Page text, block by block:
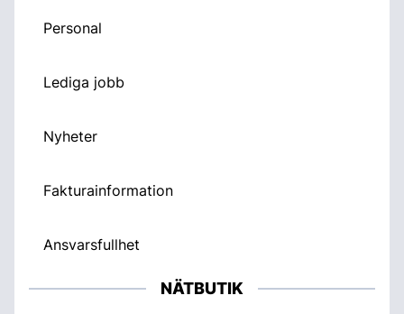
Personal
Lediga jobb
Nyheter
Fakturainformation
Ansvarsfullhet
NÄTBUTIK